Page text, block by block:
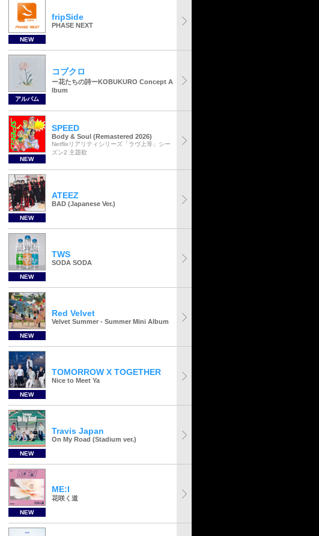
NEW
fripSide
PHASE NEXT
アルバム
コブクロ
ー花たちの詩ーKOBUKURO Concept A
lbum
NEW
SPEED
Body & Soul (Remastered 2026)
Netflixリアリティシリーズ「ラヴ上等」シー
ズン2 主題歌
NEW
ATEEZ
BAD (Japanese Ver.)
NEW
TWS
SODA SODA
NEW
Red Velvet
Velvet Summer - Summer Mini Album
NEW
TOMORROW X TOGETHER
Nice to Meet Ya
NEW
Travis Japan
On My Road (Stadium ver.)
NEW
ME:I
花咲く道